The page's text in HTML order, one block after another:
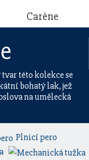
Carène
této kolekce se
bohatý lak, jež
na umělecká
Plnicí pero